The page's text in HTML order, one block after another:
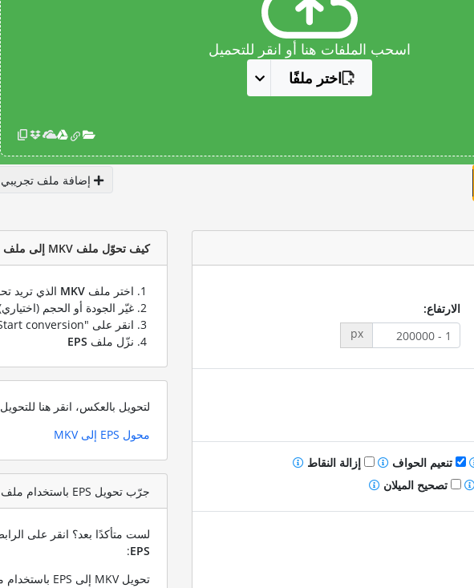
اسحب الملفات هنا أو انقر للتحميل
اختر ملفًا
إضافة ملف تجريبي
الارتفاع:
px
تنعيم الحواف
إزالة النقاط
تصحيح الميلان
كيف تحوّل ملف MKV إلى ملف EPS؟
اختر ملف MKV الذي تريد
غيّر الجودة أو الحجم
انقر على "Start conversion" لتحويل ملفك من
نزّل ملف EPS
لتحويل بالعكس، انقر هنا
محول EPS إلى MKV
جرّب تحويل EPS باستخدام ملف اختبار MKV
لست متأكدًا بعد؟ انقر على
EPS
:
تحويل MKV إلى EPS باستخدام ملف MKV التجريبي الخاص بنا